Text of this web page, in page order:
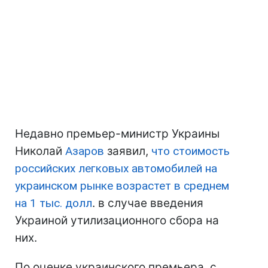
Недавно премьер-министр Украины
Николай Азаров заявил, что стоимость
российских легковых автомобилей на
украинском рынке возрастет в среднем
на 1 тыс. долл. в случае введения
Украиной утилизационного сбора на
них.